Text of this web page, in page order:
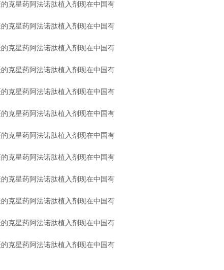
的克星药阿法诺肽植入剂现在中国有
的克星药阿法诺肽植入剂现在中国有
的克星药阿法诺肽植入剂现在中国有
的克星药阿法诺肽植入剂现在中国有
的克星药阿法诺肽植入剂现在中国有
的克星药阿法诺肽植入剂现在中国有
的克星药阿法诺肽植入剂现在中国有
的克星药阿法诺肽植入剂现在中国有
的克星药阿法诺肽植入剂现在中国有
的克星药阿法诺肽植入剂现在中国有
的克星药阿法诺肽植入剂现在中国有
的克星药阿法诺肽植入剂现在中国有